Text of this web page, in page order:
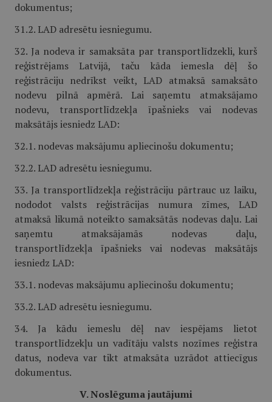
dokumentus;
31.2. LAD adresētu iesniegumu.
32. Ja nodeva ir samaksāta par transportlīdzekli, kurš
reģistrējams Latvijā, taču kāda iemesla dēļ šo
reģistrāciju nedrīkst veikt, LAD atmaksā samaksāto
nodevu pilnā apmērā. Lai saņemtu atmaksājamo
nodevu, transportlīdzekļa īpašnieks vai nodevas
maksātājs iesniedz LAD:
32.1. nodevas maksājumu apliecinošu dokumentu;
32.2. LAD adresētu iesniegumu.
33. Ja transportlīdzekļa reģistrāciju pārtrauc uz laiku,
nododot valsts reģistrācijas numura zīmes, LAD
atmaksā likumā noteikto samaksātās nodevas daļu. Lai
saņemtu atmaksājamās nodevas daļu,
transportlīdzekļa īpašnieks vai nodevas maksātājs
iesniedz LAD:
33.1. nodevas maksājumu apliecinošu dokumentu;
33.2. LAD adresētu iesniegumu.
34. Ja kādu iemeslu dēļ nav iespējams lietot
transportlīdzekļu un vadītāju valsts nozīmes reģistra
datus, nodeva var tikt atmaksāta uzrādot attiecīgus
dokumentus.
V. Noslēguma jautājumi